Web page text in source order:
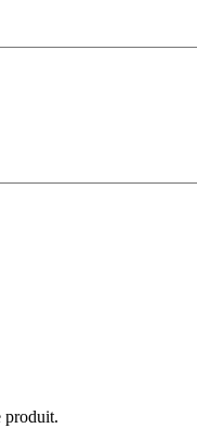
produit.